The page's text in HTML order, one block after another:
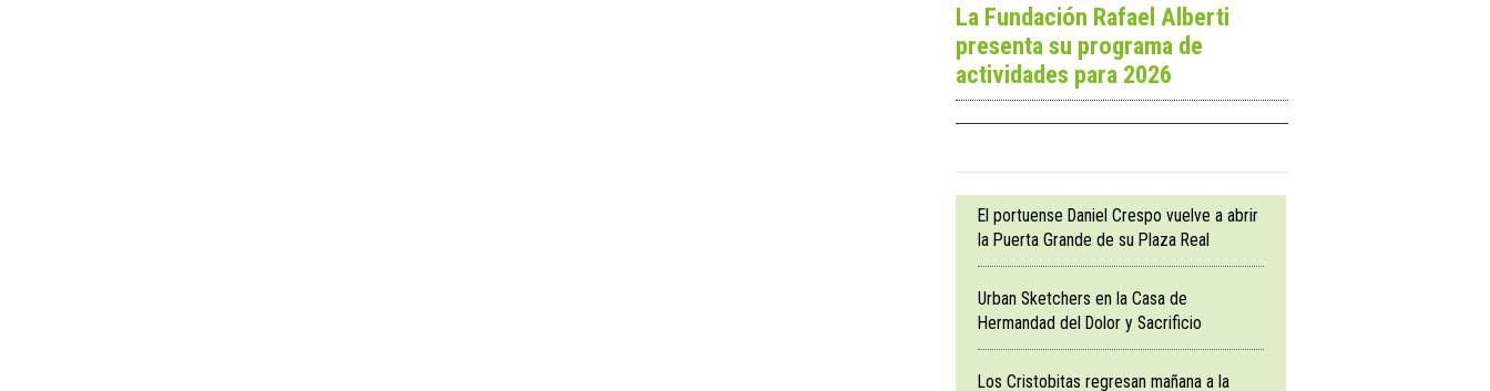
La Fundación Rafael Alberti
presenta su programa de
actividades para 2026
El portuense Daniel Crespo vuelve a abrir
la Puerta Grande de su Plaza Real
Urban Sketchers en la Casa de
Hermandad del Dolor y Sacrificio
Los Cristobitas regresan mañana a la